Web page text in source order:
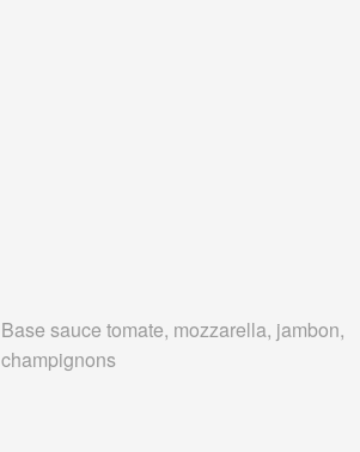
Base sauce tomate, mozzarella, jambon,
champignons